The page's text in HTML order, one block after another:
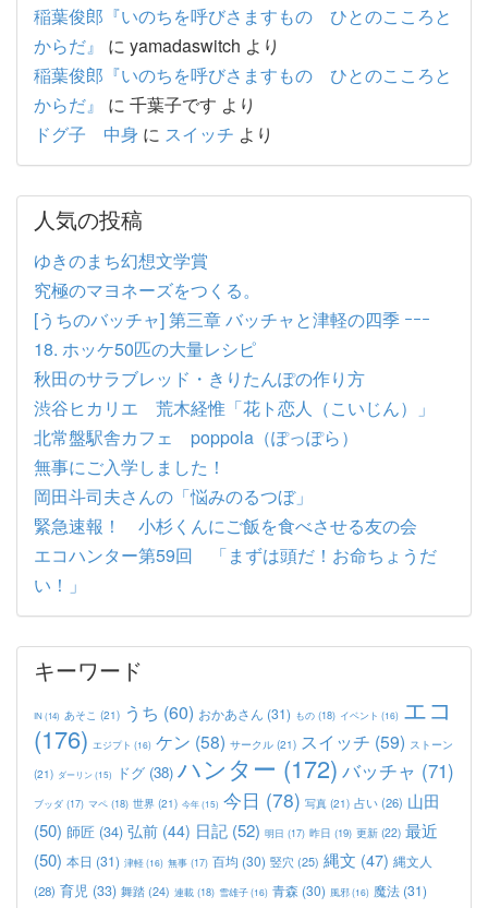
稲葉俊郎『いのちを呼びさますもの ひとのこころと
からだ』
に yamadaswitch より
稲葉俊郎『いのちを呼びさますもの ひとのこころと
からだ』
に 千葉子です より
ドグ子 中身 に スイッチ より
人気の投稿
ゆきのまち幻想文学賞
究極のマヨネーズをつくる。
[うちのバッチャ] 第三章 バッチャと津軽の四季 ｰｰｰ
18. ホッケ50匹の大量レシピ
秋田のサラブレッド・きりたんぽの作り方
渋谷ヒカリエ 荒木経惟「花ト恋人（こいじん）」
北常盤駅舎カフェ poppola（ぽっぽら）
無事にご入学しました！
岡田斗司夫さんの「悩みのるつぼ」
緊急速報！ 小杉くんにご飯を食べさせる友の会
エコハンター第59回 「まずは頭だ！お命ちょうだ
い！」
キーワード
IN(14) あそこ (21) うち (60) おかあさん (31) もの (18) イベント (16) エコ
(176) エジプト (16) ケン (58) サークル (21) スイッチ (59) ストーン
(21) ダーリン(15) ドグ (38) ハンター (172) バッチャ (71)
ブッダ (17) マペ (18) 世界 (21) 今年(15) 今日 (78) 写真 (21) 占い(26) 山田
(50) 師匠 (34) 弘前 (44) 日記 (52) 明日 (17) 昨日 (19) 更新 (22) 最近
(50) 本日 (31) 津軽(16) 無事 (17) 百均 (30) 竪穴 (25) 縄文 (47) 縄文人
(28) 育児 (33) 舞踏 (24) 連載 (18) 雪雄子(16) 青森 (30) 風邪(16) 魔法 (31)